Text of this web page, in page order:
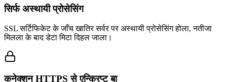
सिर्फ अस्थायी प्रोसेसिंग
SSL सर्टिफिकेट के जाँच खातिर सर्वर पर अस्थायी प्रोसेसिंग होला, नतीजा
मिलला के बाद डेटा मिटा दिहल जाला।
कनेक्शन HTTPS से एन्क्रिप्ट बा